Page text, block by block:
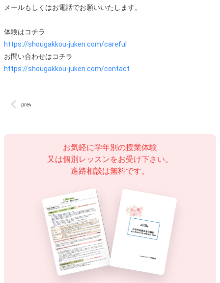
メールもしくはお電話でお願いいたします。
体験はコチラ
https://shougakkou-juken.com/careful
お問い合わせはコチラ
https://shougakkou-juken.com/contact
prev
お気軽に学年別の授業体験
又は個別レッスンをお受け下さい。
進路相談は無料です。